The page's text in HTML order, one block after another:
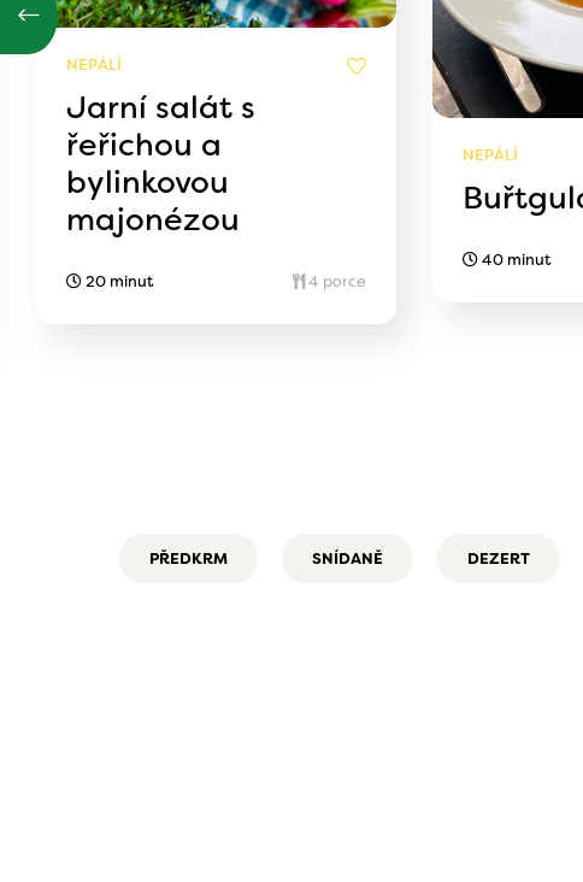
NEPÁLÍ
Jarní salát s
řeřichou a
bylinkovou
majonézou
20 minut 4 porce
NEPÁLÍ
40 minut
PŘEDKRM SNÍDANĚ DEZERT